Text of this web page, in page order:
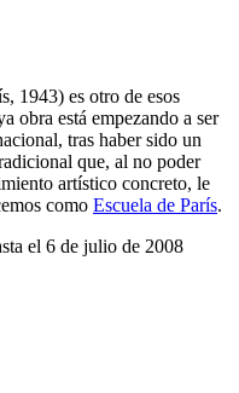
1943) es otro de esos
obra está empezando a ser
tras haber sido un
que, al no poder
artístico concreto, le
como Escuela de París.
el 6 de julio de 2008